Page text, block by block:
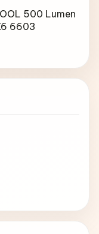
500 Lumen
6603